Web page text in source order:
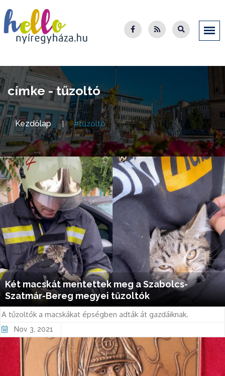
címke - tűzoltó
Kezdőlap #tűzoltó
Két macskát mentettek meg a Szabolcs-
Szatmár-Bereg megyei tűzoltók
A tűzoltók a macskákat épségben adták át gazdáiknak.
Nov 3, 2021